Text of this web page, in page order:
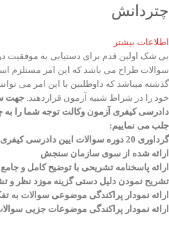
چتردانش
اطلاعات بیشتر
بی شک اولین قدم برای دستیابی به موفقیت
سوالات طراح می باشد که این امر مستلزم
گذشته میباشد که داوطلبین با این امر می
خود را در شراط شبیه آزمون قراردهند.
دادرسی کیفری آزمون وکالت توجه شما را به
جلب می نماییم:
ارائه شده از سوی سازمان سنجش
ارائه پاسخنامه تشریحی با توضیح کامل و جامع
تشریح نمودن دلیل دستی گزینه موزد نظر و
ارائه نمودار پراکندگی موضوعی سوالات به
رائه نمودار پراکندگی موضوعات جزیی